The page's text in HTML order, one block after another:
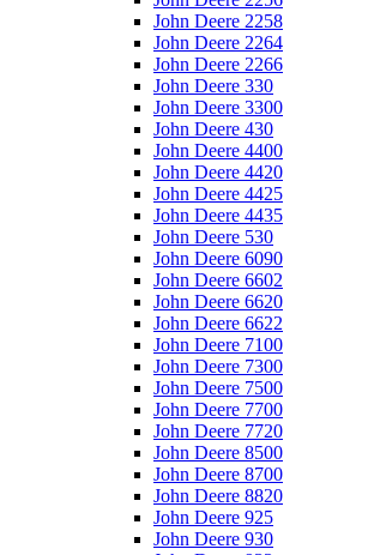
John Deere 2258
John Deere 2264
John Deere 2266
John Deere 330
John Deere 3300
John Deere 430
John Deere 4400
John Deere 4420
John Deere 4425
John Deere 4435
John Deere 530
John Deere 6090
John Deere 6602
John Deere 6620
John Deere 6622
John Deere 7100
John Deere 7300
John Deere 7500
John Deere 7700
John Deere 7720
John Deere 8500
John Deere 8700
John Deere 8820
John Deere 925
John Deere 930